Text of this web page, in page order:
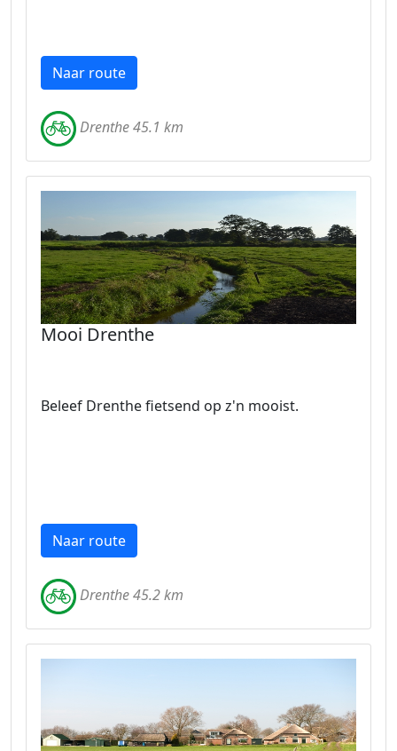
Naar route
Drenthe 45.1 km
Mooi Drenthe
Beleef Drenthe fietsend op z'n mooist.
Naar route
Drenthe 45.2 km